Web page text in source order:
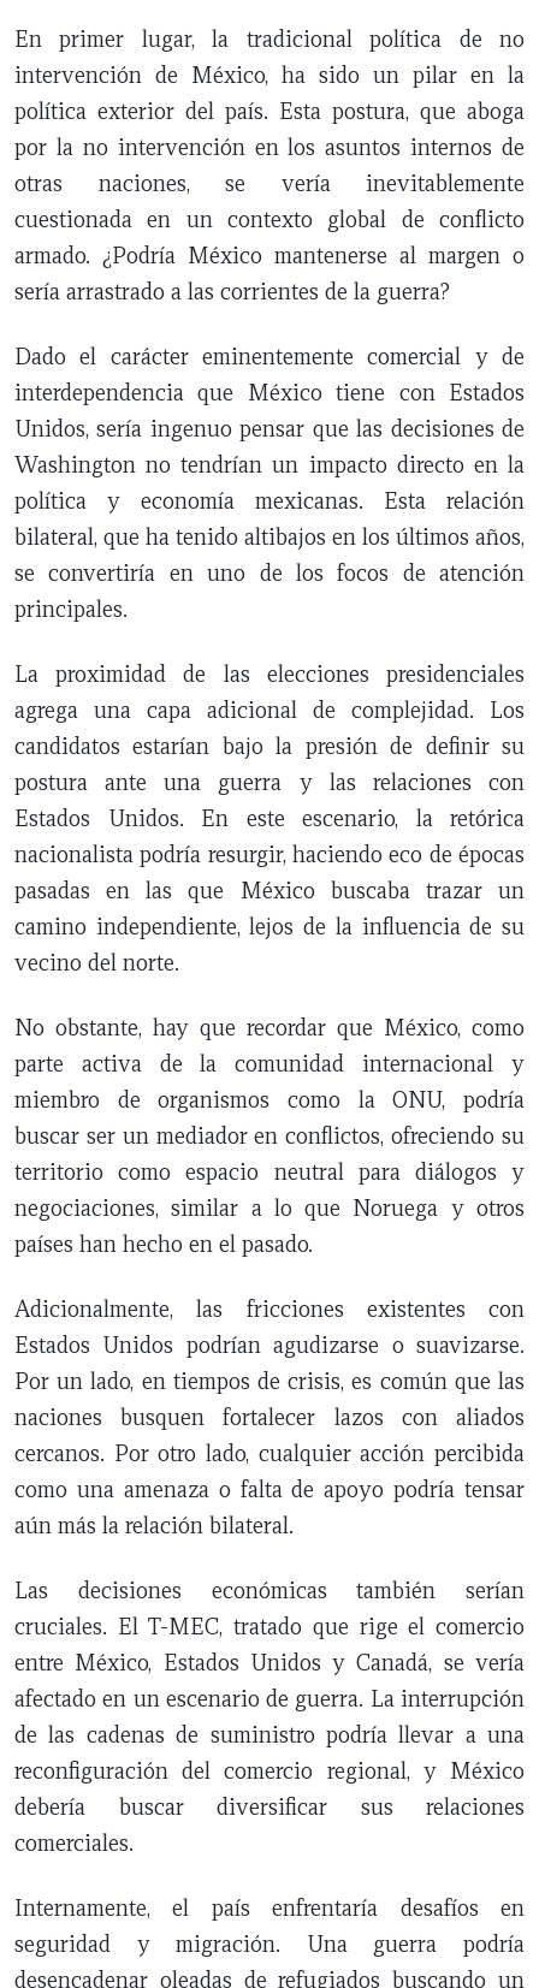
En primer lugar, la tradicional política de no
intervención de México, ha sido un pilar en la
política exterior del país. Esta postura, que aboga
por la no intervención en los asuntos internos de
otras naciones, se vería inevitablemente
cuestionada en un contexto global de conflicto
armado. ¿Podría México mantenerse al margen o
sería arrastrado a las corrientes de la guerra?
Dado el carácter eminentemente comercial y de
interdependencia que México tiene con Estados
Unidos, sería ingenuo pensar que las decisiones de
Washington no tendrían un impacto directo en la
política y economía mexicanas. Esta relación
bilateral, que ha tenido altibajos en los últimos años,
se convertiría en uno de los focos de atención
principales.
La proximidad de las elecciones presidenciales
agrega una capa adicional de complejidad. Los
candidatos estarían bajo la presión de definir su
postura ante una guerra y las relaciones con
Estados Unidos. En este escenario, la retórica
nacionalista podría resurgir, haciendo eco de épocas
pasadas en las que México buscaba trazar un
camino independiente, lejos de la influencia de su
vecino del norte.
No obstante, hay que recordar que México, como
parte activa de la comunidad internacional y
miembro de organismos como la ONU, podría
buscar ser un mediador en conflictos, ofreciendo su
territorio como espacio neutral para diálogos y
negociaciones, similar a lo que Noruega y otros
países han hecho en el pasado.
Adicionalmente, las fricciones existentes con
Estados Unidos podrían agudizarse o suavizarse.
Por un lado, en tiempos de crisis, es común que las
naciones busquen fortalecer lazos con aliados
cercanos. Por otro lado, cualquier acción percibida
como una amenaza o falta de apoyo podría tensar
aún más la relación bilateral.
Las decisiones económicas también serían
cruciales. El T-MEC, tratado que rige el comercio
entre México, Estados Unidos y Canadá, se vería
afectado en un escenario de guerra. La interrupción
de las cadenas de suministro podría llevar a una
reconfiguración del comercio regional, y México
debería buscar diversificar sus relaciones
comerciales.
Internamente, el país enfrentaría desafíos en
seguridad y migración. Una guerra podría
desencadenar oleadas de refugiados buscando un